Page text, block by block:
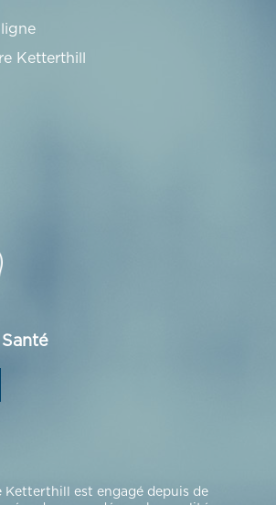
Ketterthill
Ketterthill est engagé depuis de